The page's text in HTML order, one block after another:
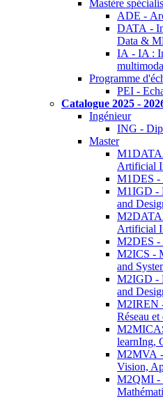
Mastère
ADE -
DATA -
Data &
IA - IA :
Programme
PEI -
Catalogue 2025 -
Ingénieur
ING -
Master
Artificial
M1DES -
M1IGD -
and
Artificial
M2DES -
M2ICS -
and
M2IGD -
and
M2IREN
Réseau
learnIng,
M2MVA
Vision,
M2QMI -